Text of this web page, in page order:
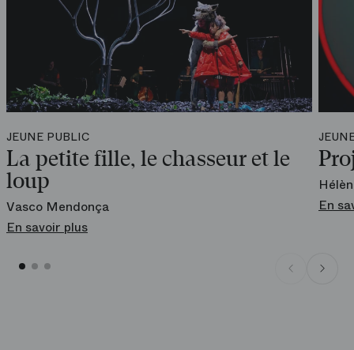
Renseignements
01 40 01 17 82
boutique.operadeparis.fr
JEUNE PUBLIC
La petite fille, le chasseur et le
loup
Vasco Mendonça
En savoir plus
En